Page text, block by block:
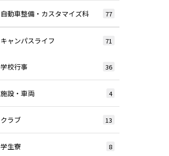
自動車整備・カスタマイズ科 77
キャンパスライフ 71
学校行事 36
施設・車両 4
クラブ 13
学生寮 8